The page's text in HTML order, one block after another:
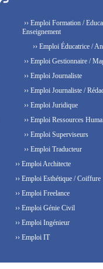
›› Emploi Formation /
Enseignement
›› Emploi Éducatrice /
›› Emploi Gestionnaire /
›› Emploi Journaliste
›› Emploi Journaliste /
›› Emploi Juridique
›› Emploi Ressources
›› Emploi Superviseurs
›› Emploi Traducteur
›› Emploi Architecte
›› Emploi Esthétique / Coiffure
›› Emploi Freelance
›› Emploi Génie Civil
›› Emploi Ingénieur
›› Emploi IT